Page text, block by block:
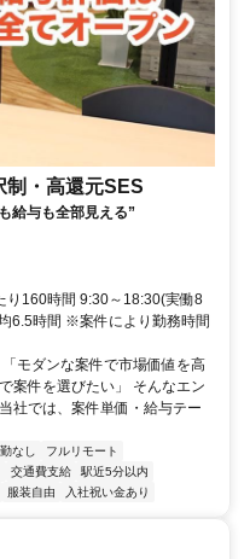
制・高還元SES
給与も全部見える”
り160時間 9:30～18:30(実働8
6.5時間 ※案件により勤務時間
モダンな案件で市場価値を高
案件を選びたい」 そんなエン
社では、案件単価・給与テー
なし
フルリモート
交通費支給
駅近5分以内
服装自由 入社祝い金あり